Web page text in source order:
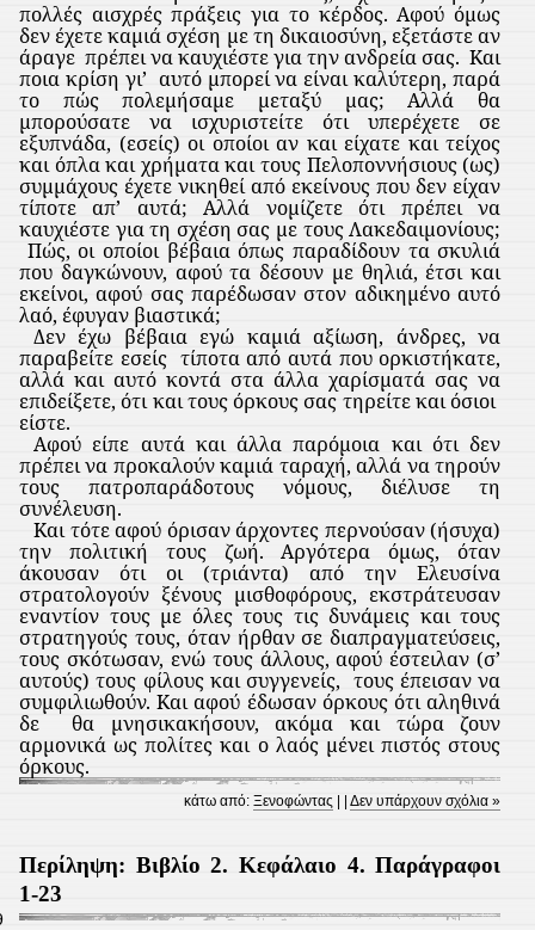
πολλές αισχρές πράξεις για το κέρδος. Αφού όμως
δεν έχετε καμιά σχέση με τη δικαιοσύνη, εξετάστε αν
άραγε πρέπει να καυχιέστε για την ανδρεία σας. Και
ποια κρίση γι’ αυτό μπορεί να είναι καλύτερη, παρά
το πώς πολεμήσαμε μεταξύ μας; Αλλά θα
μπορούσατε να ισχυριστείτε ότι υπερέχετε σε
εξυπνάδα, (εσείς) οι οποίοι αν και είχατε και τείχος
και όπλα και χρήματα και τους Πελοποννήσιους (ως)
συμμάχους έχετε νικηθεί από εκείνους που δεν είχαν
τίποτε απ’ αυτά; Αλλά νομίζετε ότι πρέπει να
καυχιέστε για τη σχέση σας με τους Λακεδαιμονίους;
Πώς, οι οποίοι βέβαια όπως παραδίδουν τα σκυλιά
που δαγκώνουν, αφού τα δέσουν με θηλιά, έτσι και
εκείνοι, αφού σας παρέδωσαν στον αδικημένο αυτό
λαό, έφυγαν βιαστικά;
Δεν έχω βέβαια εγώ καμιά αξίωση, άνδρες, να
παραβείτε εσείς τίποτα από αυτά που ορκιστήκατε,
αλλά και αυτό κοντά στα άλλα χαρίσματά σας να
επιδείξετε, ότι και τους όρκους σας τηρείτε και όσιοι
είστε.
Αφού είπε αυτά και άλλα παρόμοια και ότι δεν
πρέπει να προκαλούν καμιά ταραχή, αλλά να τηρούν
τους πατροπαράδοτους νόμους, διέλυσε τη
συνέλευση.
Και τότε αφού όρισαν άρχοντες περνούσαν (ήσυχα)
την πολιτική τους ζωή. Αργότερα όμως, όταν
άκουσαν ότι οι (τριάντα) από την Ελευσίνα
στρατολογούν ξένους μισθοφόρους, εκστράτευσαν
εναντίον τους με όλες τους τις δυνάμεις και τους
στρατηγούς τους, όταν ήρθαν σε διαπραγματεύσεις,
τους σκότωσαν, ενώ τους άλλους, αφού έστειλαν (σ’
αυτούς) τους φίλους και συγγενείς, τους έπεισαν να
συμφιλιωθούν. Και αφού έδωσαν όρκους ότι αληθινά
δε
θα μνησικακήσουν, ακόμα και τώρα ζουν
αρμονικά ως πολίτες και ο λαός μένει πιστός στους
όρκους.
κάτω από:Ξενοφώντας | |Δεν υπάρχουν σχόλια »
Περίληψη: Βιβλίο 2. Κεφάλαιο 4. Παράγραφοι
1-23